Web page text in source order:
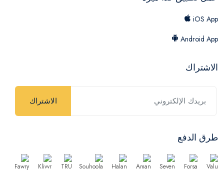
iOS App
Android App
الاشتراك
الاشتراك
طرق الدفع